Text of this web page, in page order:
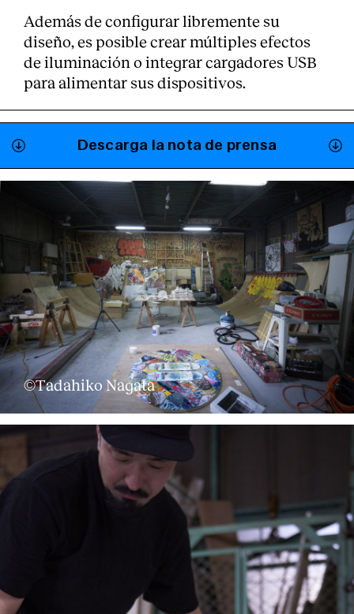
Además de configurar libremente su
diseño, es posible crear múltiples efectos
de iluminación o integrar cargadores USB
para alimentar sus dispositivos.
Descarga la nota de prensa
©Tadahiko Nagata